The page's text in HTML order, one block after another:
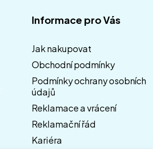
Informace pro Vás
Jak nakupovat
Obchodní podmínky
Podmínky ochrany osobních
údajů
Reklamace a vrácení
Reklamační řád
Kariéra